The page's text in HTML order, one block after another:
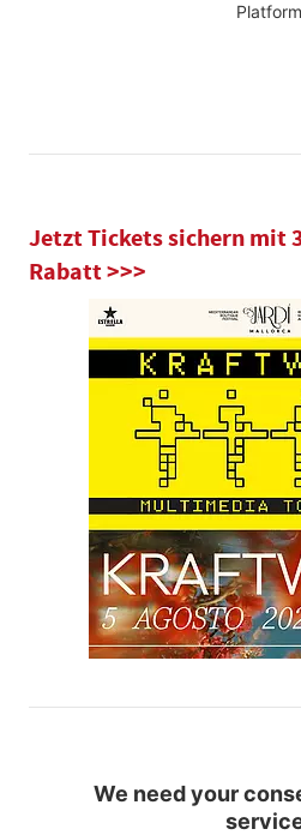
Platform
Jetzt Tickets sichern mit
Rabatt >>>
We need your